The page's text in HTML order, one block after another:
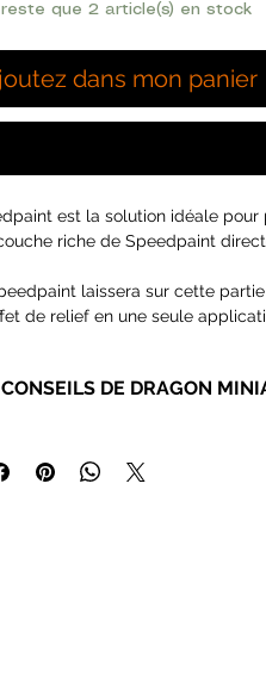
reste que 2 article(s) en stock
dans mon panier
est la solution idéale
riche de Speedpaint
laissera sur cette
de relief en une seule
DE DRAGON
peut abimer assez
et les hydrosponges